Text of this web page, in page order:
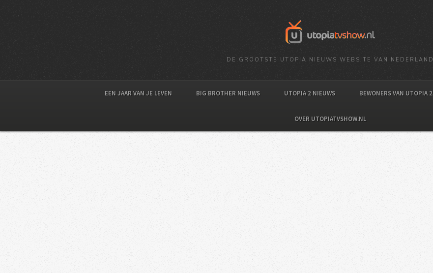
DE GROOTSTE UTOPIA NIEUWS WEBSITE VAN NEDERLAND
EEN JAAR VAN JE LEVEN BIG BROTHER NIEUWS UTOPIA 2 NIEUWS BEWONERS VAN UTOPIA 2
OVER UTOPIATVSHOW.NL